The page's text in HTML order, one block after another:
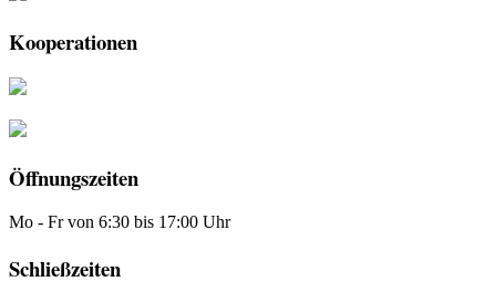
Kooperationen
Öffnungszeiten
Mo - Fr von 6:30 bis 17:00 Uhr
Schließzeiten